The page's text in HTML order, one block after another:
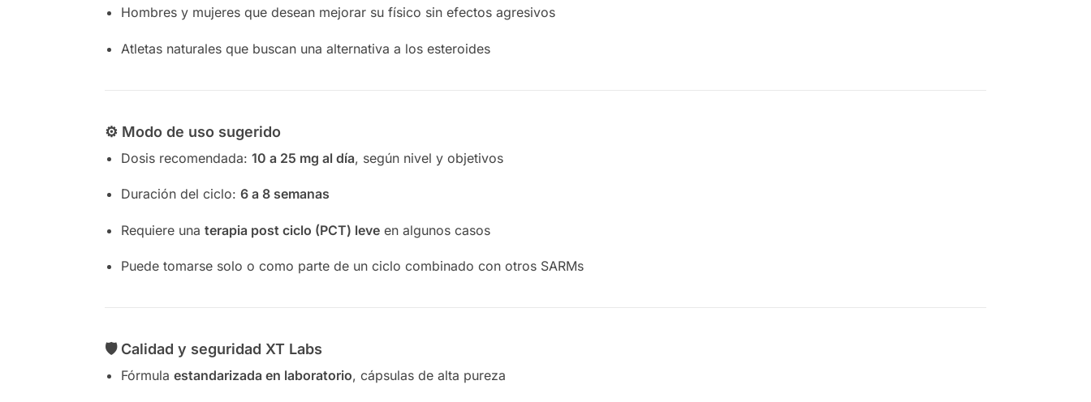
Hombres y mujeres que desean mejorar su físico sin efectos agresivos
Atletas naturales que buscan una alternativa a los esteroides
⚙️ Modo de uso sugerido
Dosis recomendada: 10 a 25 mg al día, según nivel y objetivos
Duración del ciclo: 6 a 8 semanas
Requiere una terapia post ciclo (PCT) leveen algunos casos
Puede tomarse solo o como parte de un ciclo combinado con otros SARMs
🛡️ Calidad y seguridad XT Labs
Fórmula estandarizada en laboratorio, cápsulas de alta pureza